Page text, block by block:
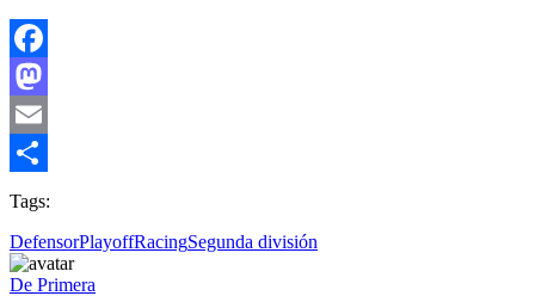
Facebook
Mastodon
Email
Compartir
Tags:
DefensorPlayoffRacingSegunda división
De Primera